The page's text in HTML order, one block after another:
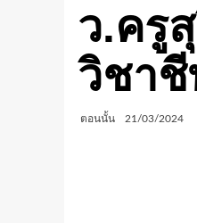
ว.ครู
วิชา
ตอนนั้น 21/03/2024